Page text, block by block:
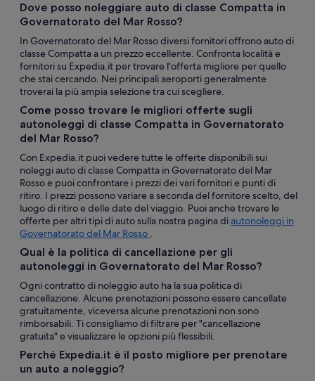
Dove posso noleggiare auto di classe Compatta in
Governatorato del Mar Rosso?
In Governatorato del Mar Rosso diversi fornitori offrono auto di
classe Compatta a un prezzo eccellente. Confronta località e
fornitori su Expedia.it per trovare l'offerta migliore per quello
che stai cercando. Nei principali aeroporti generalmente
troverai la più ampia selezione tra cui scegliere.
Come posso trovare le migliori offerte sugli
autonoleggi di classe Compatta in Governatorato
del Mar Rosso?
Con Expedia.it puoi vedere tutte le offerte disponibili sui
noleggi auto di classe Compatta in Governatorato del Mar
Rosso e puoi confrontare i prezzi dei vari fornitori e punti di
ritiro. I prezzi possono variare a seconda del fornitore scelto, del
luogo di ritiro e delle date del viaggio. Puoi anche trovare le
offerte per altri tipi di auto sulla nostra pagina di autonoleggi in
Governatorato del Mar Rosso .
Qual è la politica di cancellazione per gli
autonoleggi in Governatorato del Mar Rosso?
Ogni contratto di noleggio auto ha la sua politica di
cancellazione. Alcune prenotazioni possono essere cancellate
gratuitamente, viceversa alcune prenotazioni non sono
rimborsabili. Ti consigliamo di filtrare per "cancellazione
gratuita" e visualizzare le opzioni più flessibili.
Perché Expedia.it è il posto migliore per prenotare
un auto a noleggio?